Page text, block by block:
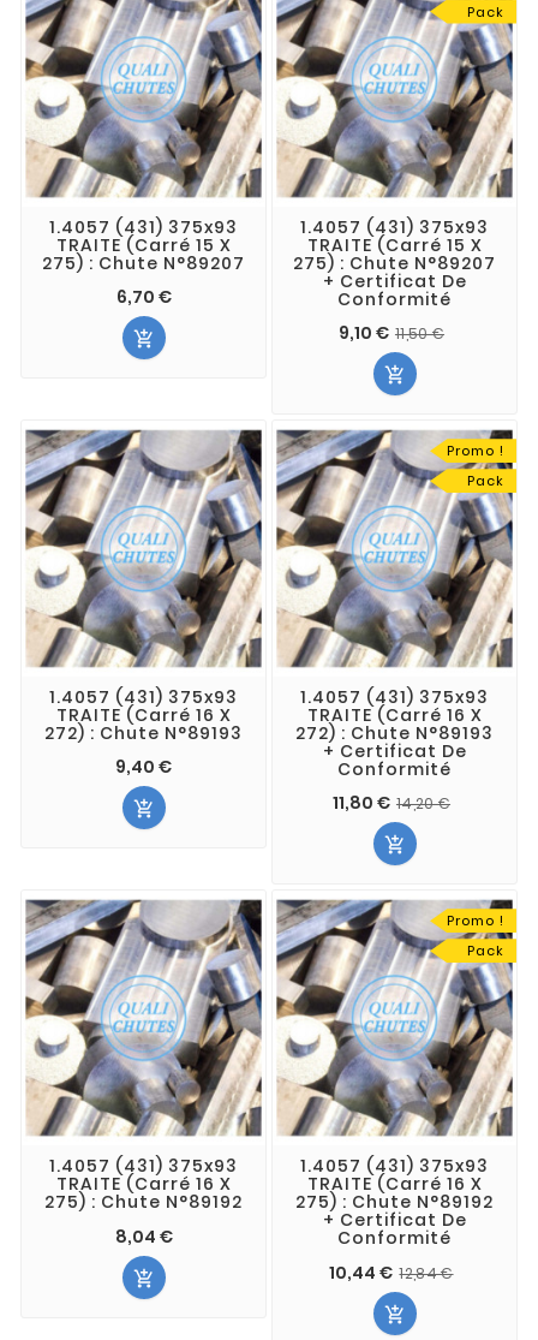
1.4057 (431) 375x93
TRAITE (Carré 15 X
275) : Chute N°89207
6,70 €

Pack
1.4057 (431) 375x93
TRAITE (Carré 15 X
275) : Chute N°89207
+ Certificat De
Conformité
9,10 € 11,50 €

1.4057 (431) 375x93
TRAITE (Carré 16 X
272) : Chute N°89193
9,40 €

Promo !
Pack
1.4057 (431) 375x93
TRAITE (Carré 16 X
272) : Chute N°89193
+ Certificat De
Conformité
11,80 € 14,20 €

1.4057 (431) 375x93
TRAITE (Carré 16 X
275) : Chute N°89192
8,04 €

Promo !
Pack
1.4057 (431) 375x93
TRAITE (Carré 16 X
275) : Chute N°89192
+ Certificat De
Conformité
10,44 € 12,84 €
